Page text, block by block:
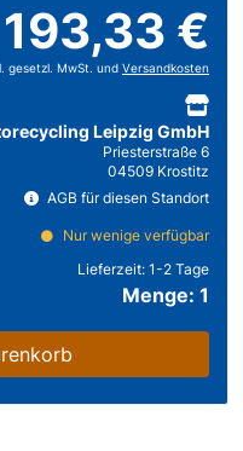
193,33 €
gesetzl. MwSt. und Versandkosten
Leipzig GmbH
Priesterstraße 6
04509 Krostitz
AGB für diesen Standort
Nur wenige verfügbar
Lieferzeit: 1-2 Tage
Menge: 1